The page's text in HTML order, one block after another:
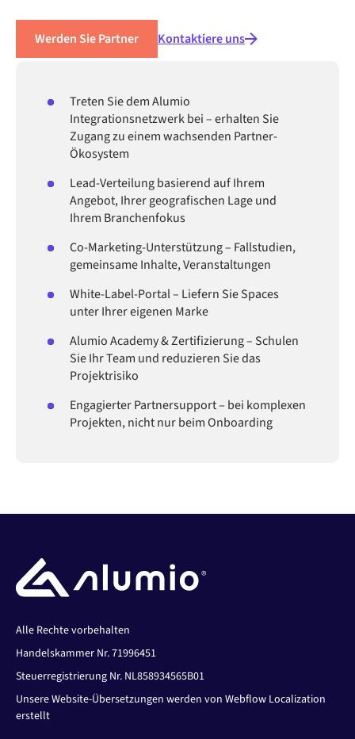
Werden Sie Partner Kontaktiere uns
Treten Sie dem Alumio
Integrationsnetzwerk bei – erhalten Sie
Zugang zu einem wachsenden Partner-
Ökosystem
Lead-Verteilung basierend auf Ihrem
Angebot, Ihrer geografischen Lage und
Ihrem Branchenfokus
Co-Marketing-Unterstützung – Fallstudien,
gemeinsame Inhalte, Veranstaltungen
White-Label-Portal – Liefern Sie Spaces
unter Ihrer eigenen Marke
Alumio Academy & Zertifizierung – Schulen
Sie Ihr Team und reduzieren Sie das
Projektrisiko
Engagierter Partnersupport – bei komplexen
Projekten, nicht nur beim Onboarding
Alle Rechte vorbehalten
Handelskammer Nr. 71996451
Steuerregistrierung Nr. NL858934565B01
Unsere Website-Übersetzungen werden von Webflow Localization
erstellt